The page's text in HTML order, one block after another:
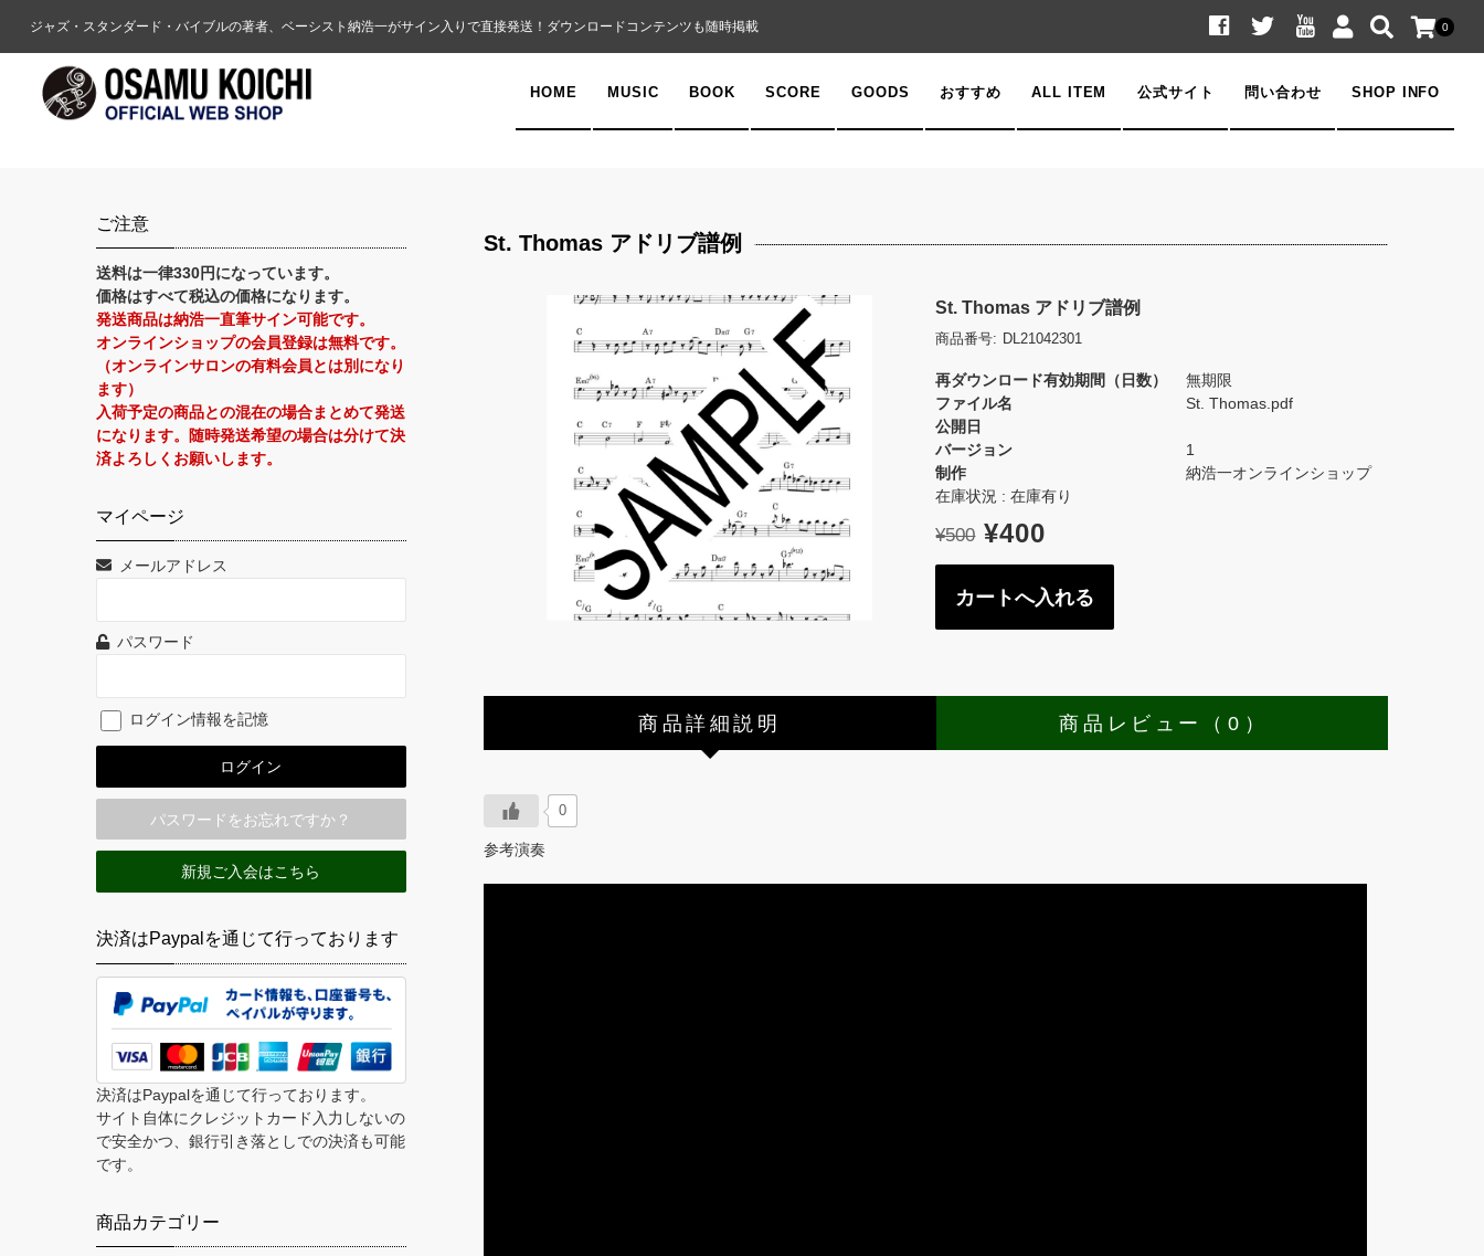
0
HOME MUSIC BOOK SCORE GOODS おすすめ ALL ITEM 公式サイト 問い合わせ SHOP INFO
ジャズ・スタンダード・バイブルの著者、ベーシスト納浩一がサイン入りで直接発送！ダウンロードコンテンツも随時掲載
St. Thomas アドリブ譜例
St. Thomas アドリブ譜例
商品番号: DL21042301
再ダウンロード有効期間（日数）
無期限
ファイル名
St. Thomas.pdf
公開日
バージョン
1
制作
納浩一オンラインショップ
在庫状況 : 在庫有り
¥500¥400
商品詳細説明 商品レビュー （ 0 ）
0
参考演奏
ご注意
送料は一律330円になっています。
価格はすべて税込の価格になります。
発送商品は納浩一直筆サイン可能です。
オンラインショップの会員登録は無料です。
（オンラインサロンの有料会員とは別になり
ます）
入荷予定の商品との混在の場合まとめて発送
になります。随時発送希望の場合は分けて決
済よろしくお願いします。
マイページ
メールアドレス
パスワード
ログイン情報を記憶
パスワードをお忘れですか？
新規ご入会はこちら
決済はPaypalを通じて行っております
決済はPaypalを通じて行っております。
サイト自体にクレジットカード入力しないの
で安全かつ、銀行引き落としでの決済も可能
です。
商品カテゴリー